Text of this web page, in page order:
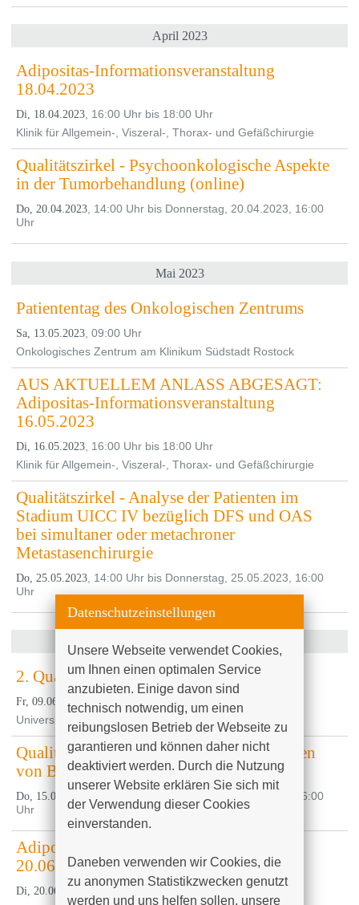
April 2023
Adipositas-Informationsveranstaltung
18.04.2023
Di, 18.04.2023, 16:00 Uhr bis 18:00 Uhr
Klinik für Allgemein-, Viszeral-, Thorax- und Gefäßchirurgie
Qualitätszirkel - Psychoonkologische Aspekte
in der Tumorbehandlung (online)
Do, 20.04.2023, 14:00 Uhr bis Donnerstag, 20.04.2023, 16:00
Uhr
Mai 2023
Patiententag des Onkologischen Zentrums
Sa, 13.05.2023 , 09:00 Uhr
Onkologisches Zentrum am Klinikum Südstadt Rostock
AUS AKTUELLEM ANLASS ABGESAGT:
Adipositas-Informationsveranstaltung
16.05.2023
Di, 16.05.2023 , 16:00 Uhr bis 18:00 Uhr
Klinik für Allgemein-, Viszeral-, Thorax- und Gefäßchirurgie
Qualitätszirkel - Analyse der Patienten im
Stadium UICC IV bezüglich DFS und OAS
bei simultaner oder metachroner
Metastasenchirurgie
Do, 25.05.2023 , 14:00 Uhr bis Donnerstag, 25.05.2023, 16:00
Uhr
2. Qualitätszirkel 2023
Fr, 09.06.2023
, 07:45 Uhr
Universitätsfrauenklinik und Poliklinik
Qualitätszirkel - Analyse der Abweichungen
von Behandlungspfaden oder Leitlinien
Do, 15.06.2023
, 14:00 Uhr bis Donnerstag, 15.06.2023, 16:00
Uhr
Adipositas-Informationsveranstaltung
20.06.2023
Di, 20.06.2023
, 16:00 Uhr bis 18:00 Uhr
Datenschutzeinstellungen
Unsere Webseite verwendet Cookies,
um Ihnen einen optimalen Service
anzubieten. Einige davon sind
technisch notwendig, um einen
reibungslosen Betrieb der Webseite zu
garantieren und können daher nicht
deaktiviert werden. Durch die Nutzung
unserer Website erklären Sie sich mit
der Verwendung dieser Cookies
einverstanden.
Daneben verwenden wir Cookies, die
zu anonymen Statistikzwecken genutzt
werden und uns helfen sollen, unsere